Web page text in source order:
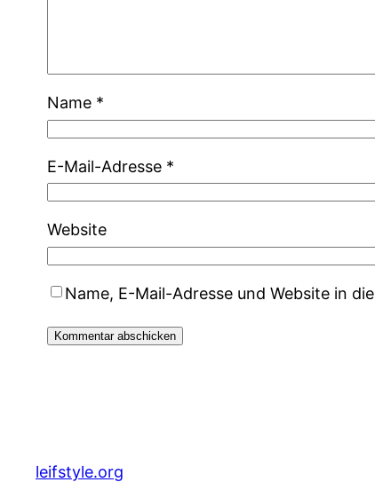
Name *
E-Mail-Adresse *
Website
Name, E-Mail-Adresse und Website in
leifstyle.org